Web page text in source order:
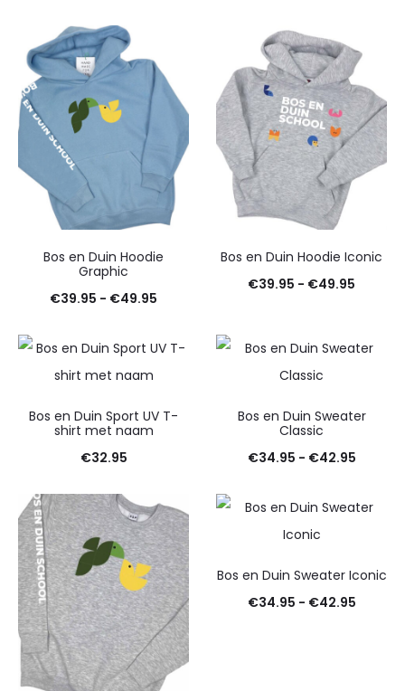
€49.95
Bos en Duin Hoodie
Graphic
€39.95 - €49.95
tot
Bos en Duin Hoodie Iconic
€39.95 - €49.95
Bos en Duin Sport UV T-
shirt met naam
€32.95
Bos en Duin Sweater
Classic
€34.95 - €42.95
tot
Bos en Duin Sweater Iconic
€34.95 - €42.95